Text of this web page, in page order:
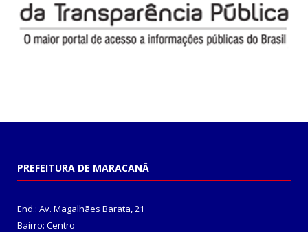
PREFEITURA DE MARACANÃ
End.: Av. Magalhães Barata, 21
Bairro: Centro